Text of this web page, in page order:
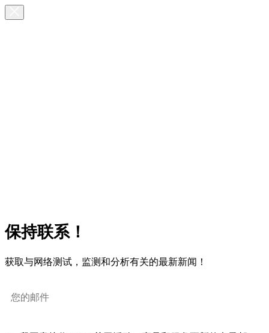
保持联系！
获取与网络测试，监测和分析有关的最新新闻！